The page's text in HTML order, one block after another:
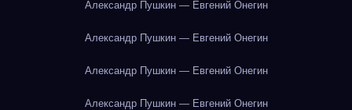
Александр Пушкин — Евгений Онегин
Александр Пушкин — Евгений Онегин
Александр Пушкин — Евгений Онегин
Александр Пушкин — Евгений Онегин